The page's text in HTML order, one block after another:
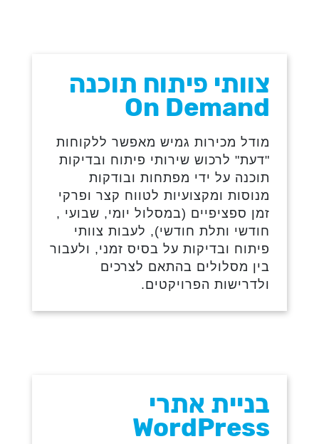
צוותי פיתוח תוכנה
On Demand
מודל מכירות גמיש מאפשר ללקוחות
"דעת" לרכוש שירותי פיתוח ובדיקות
תוכנה על ידי מפתחות ובודקות
מנוסות ומקצועיות לטווח קצר ופרקי
זמן ספציפיים (במסלול יומי, שבועי ,
חודשי ותלת חודשי), לעבות צוותי
פיתוח ובדיקות על בסיס זמני, ולעבור
בין מסלולים בהתאם לצרכים
ולדרישות הפרויקטים.
בניית אתרי
WordPress